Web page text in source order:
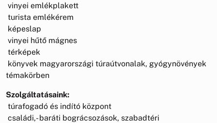
vinyei emlékplakett
turista emlékérem
képeslap
vinyei hűtő mágnes
térképek
könyvek magyarországi túraútvonalak, gyógynövények
témakörben
Szolgáltatásaink:
túrafogadó és indító központ
családi,- baráti bográcsozások, szabadtéri